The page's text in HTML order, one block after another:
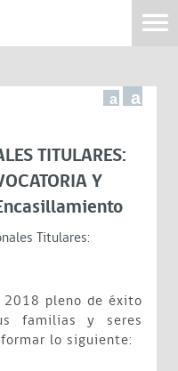
a a
TITULARES:
Y
Titulares:
2018 pleno de éxito
familias y seres
lo siguiente: